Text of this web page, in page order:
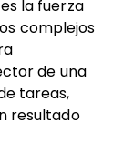
la fuerza
complejos
de una
tareas,
resultado